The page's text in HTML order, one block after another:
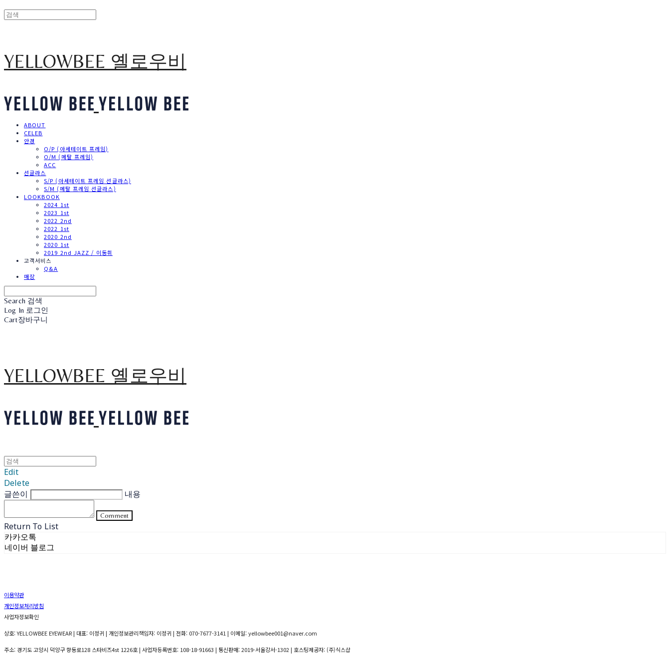
YELLOWBEE 옐로우비
ABOUT
CELEB
안경
O/P (아세테이트 프레임)
O/M (메탈 프레임)
ACC
선글라스
S/P (아세테이트 프레임 선글라스)
S/M (메탈 프레임 선글라스)
LOOKBOOK
2024 1st
2023 1st
2022 2nd
2022 1st
2020 2nd
2020 1st
2019 2nd JAZZ / 이동휘
고객서비스
Q&A
매장
Search 검색
Log In 로그인
Cart장바구니
YELLOWBEE 옐로우비
Edit
Delete
글쓴이
내용
Comment
Return To List
카카오톡
네이버 블로그
이용약관
개인정보처리방침
사업자정보확인
상호: YELLOWBEE EYEWEAR | 대표: 이정귀 | 개인정보관리책임자: 이정귀 | 전화: 070-7677-3141 | 이메일: yellowbee001@naver.com
주소: 경기도 고양시 덕양구 향동로128 스타비즈4st 1226호 | 사업자등록번호: 108-18-91663 | 통신판매:2019-서울강서-1302 | 호스팅제공자: (주)식스샵